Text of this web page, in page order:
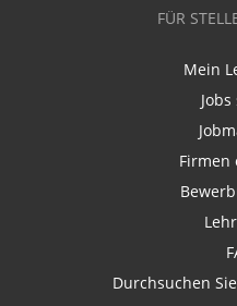
FÜR
Mein
Firmen
Durchsuchen